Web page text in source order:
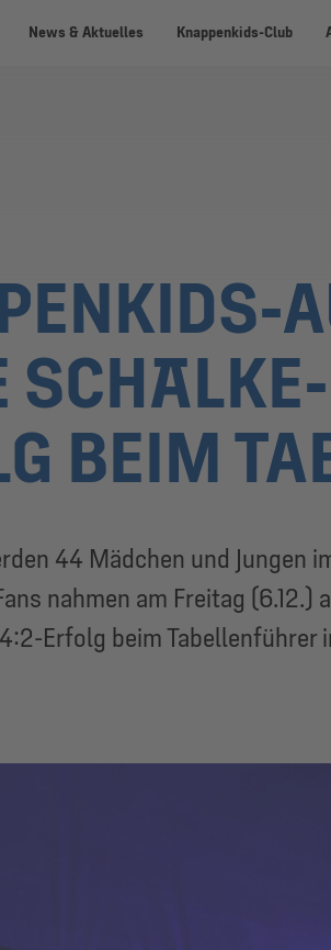
News & Aktuelles Knappenkids-Club
BEIM
44 Mädchen und Jungen
nahmen am Freitag
Erfolg beim Tabellenführer